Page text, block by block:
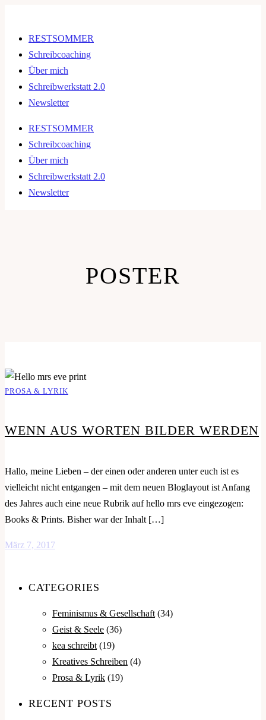
RESTSOMMER
Schreibcoaching
Über mich
Schreibwerkstatt 2.0
Newsletter
RESTSOMMER
Schreibcoaching
Über mich
Schreibwerkstatt 2.0
Newsletter
POSTER
PROSA & LYRIK
WENN AUS WORTEN BILDER WERDEN
Hallo, meine Lieben – der einen oder anderen unter euch ist es
vielleicht nicht entgangen – mit dem neuen Bloglayout ist Anfang
des Jahres auch eine neue Rubrik auf hello mrs eve eingezogen:
Books & Prints. Bisher war der Inhalt […]
März 7, 2017
CATEGORIES
Feminismus & Gesellschaft (34)
Geist & Seele (36)
kea schreibt (19)
Kreatives Schreiben (4)
Prosa & Lyrik (19)
RECENT POSTS